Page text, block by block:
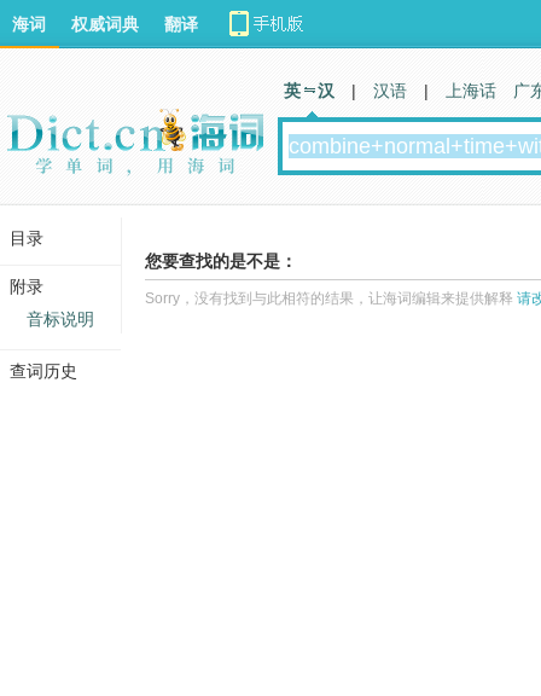
您要查找的是不是：
Sorry，没有找到与此相符的结果，让海词编辑来提供解释 请
海词 权威词典 翻译
英 汉 | 汉语 | 上海话 广
目录
附录
音标说明
查词历史